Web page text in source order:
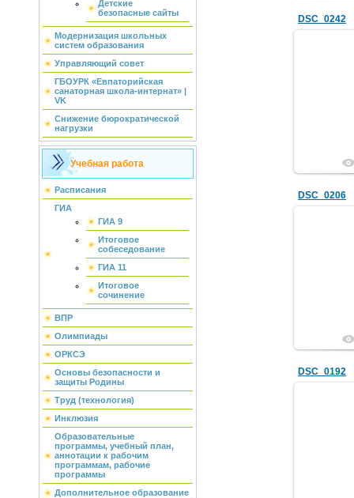
Детские
безопасные сайты
Модернизация школьных
систем образования
Управляющий совет
ГБОУРК «Евпаторийская
санаторная школа-интернат» |
VK
Снижение бюрократической
нагрузки
Учебная работа
Расписания
ГИА
ГИА 9
Итоговое
собеседование
ГИА 11
Итоговое
сочинение
ВПР
Олимпиады
ОРКСЭ
Основы безопасности и
защиты Родины
Труд (технология)
Инклюзия
Образовательные
программы, учебный план,
аннотации к рабочим
программам, рабочие
программы
Дополнительное образование
DSC_0242
DSC_0206
DSC_0192